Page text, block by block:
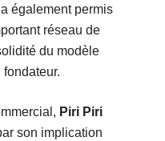
également permis
réseau de
du modèle
fondateur.
Piri Piri
son implication